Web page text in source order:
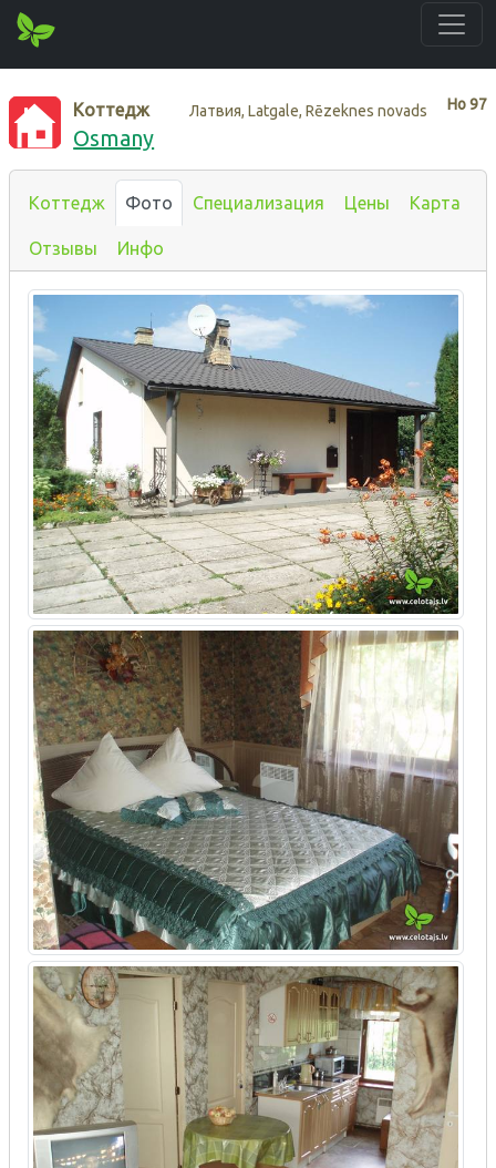
Нo97
Коттедж Латвия, Latgale, Rēzeknes novads
Osmany
Коттедж Фото Специализация Цены Карта
Отзывы Инфо